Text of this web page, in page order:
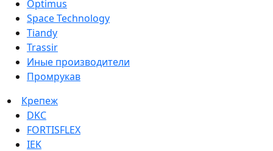
Optimus
Space Technology
Tiandy
Trassir
Иные производители
Промрукав
Крепеж
DKC
FORTISFLEX
IEK